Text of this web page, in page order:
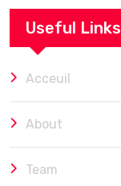
Useful Links
Acceuil
About
Team